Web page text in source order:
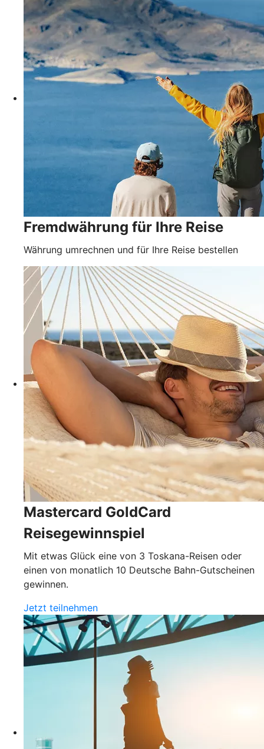
Fremdwährung für Ihre Reise
Währung umrechnen und für Ihre Reise bestellen
Mastercard GoldCard
Reisegewinnspiel
Mit etwas Glück eine von 3 Toskana-Reisen oder
einen von monatlich 10 Deutsche Bahn-Gutscheinen
gewinnen.
Jetzt teilnehmen